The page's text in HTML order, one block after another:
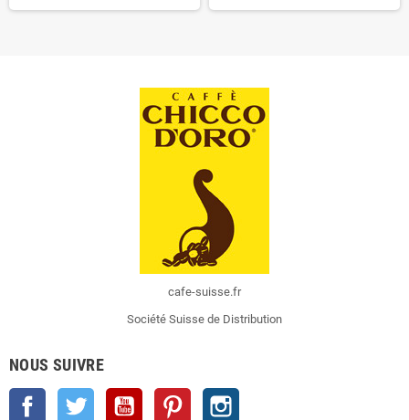
cafe-suisse.fr
Société Suisse de Distribution
NOUS SUIVRE
Facebook Twitter YouTube Pinterest